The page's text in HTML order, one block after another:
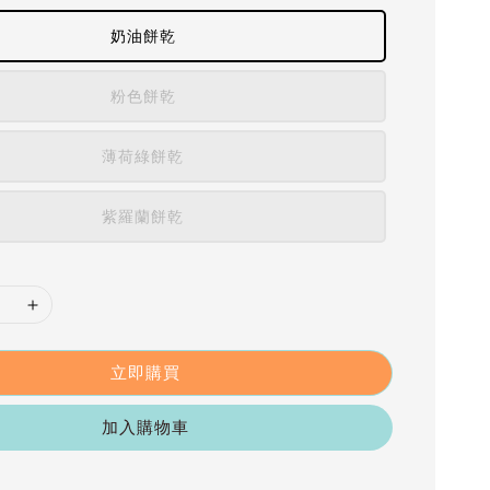
奶油餅乾
粉色餅乾
薄荷綠餅乾
紫羅蘭餅乾
立即購買
加入購物車